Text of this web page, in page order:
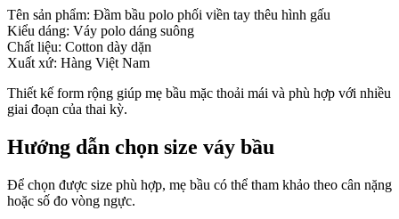
Tên sản phẩm: Đầm bầu polo phối viền tay thêu hình gấu
Kiểu dáng: Váy polo dáng suông
Chất liệu: Cotton dày dặn
Xuất xứ: Hàng Việt Nam
Thiết kế form rộng giúp mẹ bầu mặc thoải mái và phù hợp với nhiều
giai đoạn của thai kỳ.
Hướng dẫn chọn size váy bầu
Để chọn được size phù hợp, mẹ bầu có thể tham khảo theo cân nặng
hoặc số đo vòng ngực.